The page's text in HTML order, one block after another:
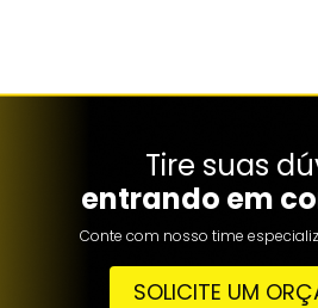
Tire suas
entrando em
Conte com nosso time
SOLICITE UM